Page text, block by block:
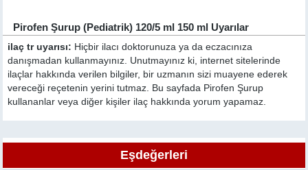
Pirofen Şurup (Pediatrik) 120/5 ml 150 ml Uyarılar
ilaç tr uyarısı: Hiçbir ilacı doktorunuza ya da eczacınıza
danışmadan kullanmayınız. Unutmayınız ki, internet sitelerinde
ilaçlar hakkında verilen bilgiler, bir uzmanın sizi muayene ederek
vereceği reçetenin yerini tutmaz. Bu sayfada Pirofen Şurup
kullananlar veya diğer kişiler ilaç hakkında yorum yapamaz.
Eşdeğerleri